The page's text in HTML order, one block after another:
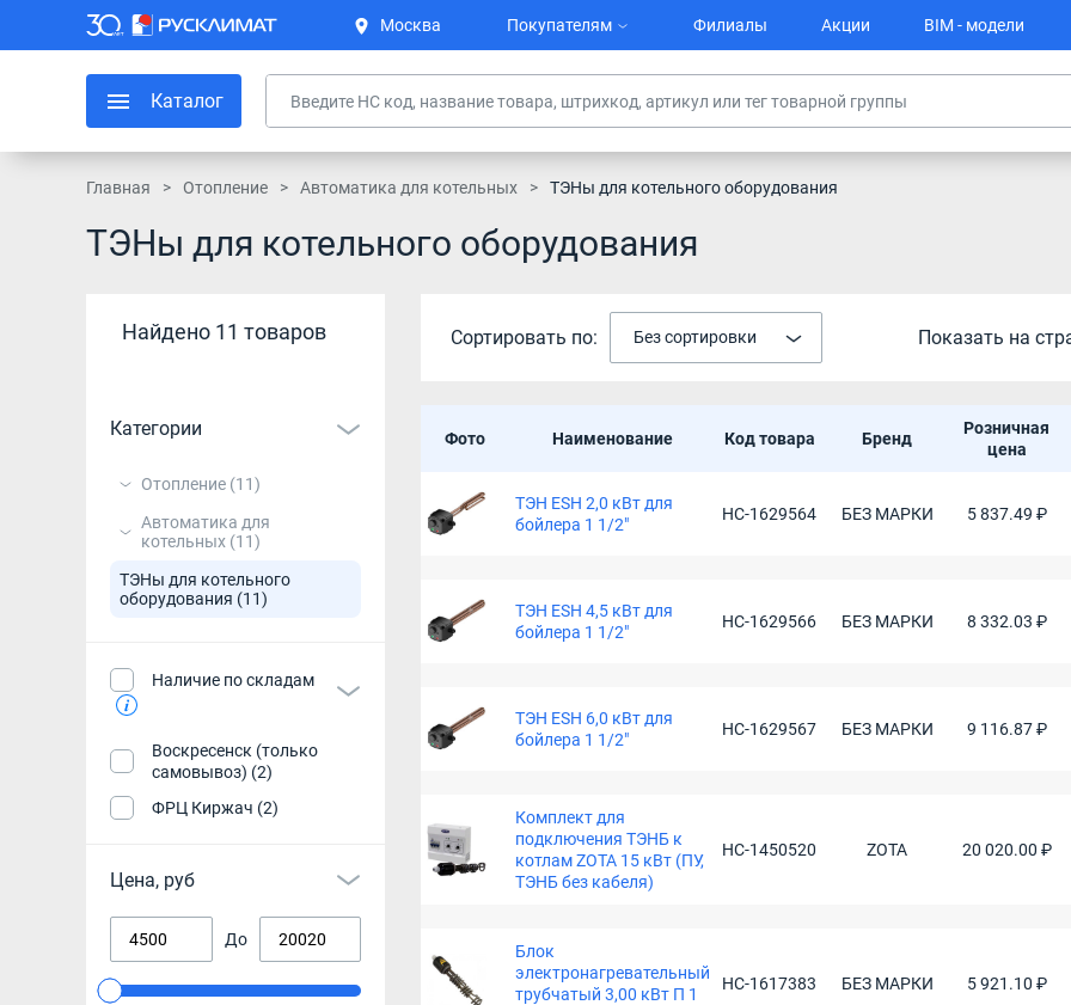
Москва Покупателям Филиалы Акции BIM - модели
Каталог
Главная Отопление Автоматика для котельных ТЭНы для котельного оборудования
ТЭНы для котельного оборудования
Найдено 11 товаров
Категории
Отопление (11)
Автоматика для
котельных (11)
ТЭНы для котельного
оборудования (11)
Наличие по складам
Воскресенск (только
самовывоз) (2)
ФРЦ Киржач (2)
Цена, руб
До
Сортировать по: Без сортировки Показать на
Фото Наименование Код товара Бренд
Розничная
цена
ТЭН ESH 2,0 кВт для
бойлера 1 1/2"
НС-1629564 БЕЗ МАРКИ 5 837.49 ₽
ТЭН ESH 4,5 кВт для
бойлера 1 1/2"
НС-1629566 БЕЗ МАРКИ 8 332.03 ₽
ТЭН ESH 6,0 кВт для
бойлера 1 1/2"
НС-1629567 БЕЗ МАРКИ 9 116.87 ₽
Комплект для
подключения ТЭНБ к
котлам ZOTA 15 кВт (ПУ,
ТЭНБ без кабеля)
НС-1450520 ZOTA 20 020.00 ₽
Блок
электронагревательный
трубчатый 3,00 кВт П 1
НС-1617383 БЕЗ МАРКИ 5 921.10 ₽